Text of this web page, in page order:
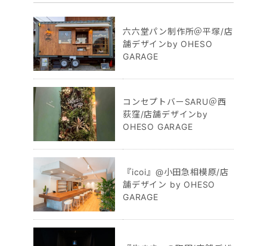
六六堂パン制作所＠平塚/店
舗デザインby OHESO
GARAGE
コンセプトバーSARU＠西
荻窪/店舗デザインby
OHESO GARAGE
『icoi』@小田急相模原/店
舗デザイン by OHESO
GARAGE